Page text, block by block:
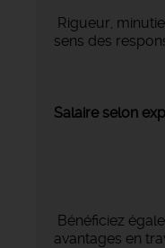
Rigueur,
sens des
Salaire selon
Bénéficiez
avantages en